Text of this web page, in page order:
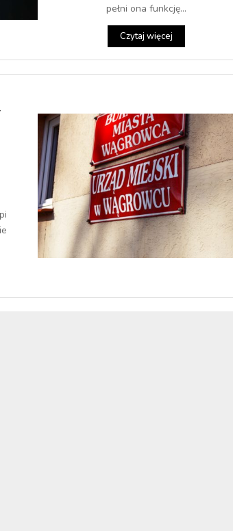
pełni ona funkcję...
Czytaj więcej